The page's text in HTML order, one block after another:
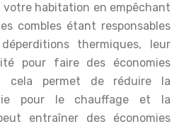
habitation en empêchant
combles étant responsables
thermiques, leur
pour faire des économies
cela permet de réduire la
pour le chauffage et la
entraîner des économies